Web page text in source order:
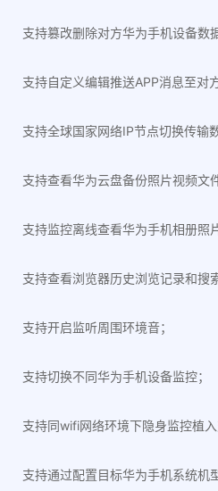
支持篡改删除对方华为手机设备数
支持自定义编辑推送APP消息至对
支持全球国家网络IP节点切换传输
支持查看华为云盘备份照片视频文件
支持监控离线查看华为手机相册照
支持查看浏览器历史浏览记录和搜
支持开启监听周围环境音；
支持切换不同华为手机设备监控；
支持同wifi网络环境下隐身监控植入
支持通过配置目标华为手机系统机